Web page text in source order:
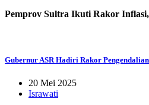
Pemprov Sultra Ikuti Rakor
Gubernur ASR Hadiri Rakor
20 Mei 2025
Israwati